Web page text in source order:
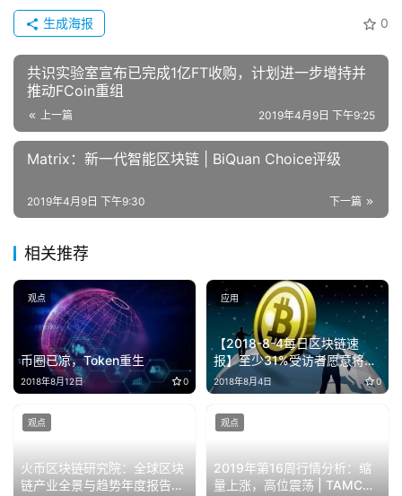
0
生成海报
共识实验室宣布已完成1亿FT收购，计划进一步增持并
推动FCoin重组
上一篇 2019年4月9日 下午9:25
Matrix：新一代智能区块链 | BiQuan Choice评级
下一篇
2019年4月9日 下午9:30
相关推荐
币圈已凉，Token重生
2018年8月12日 0
观点
【2018-8-4每日区块链速
报】至少31%受访者愿意将加
密货币作为薪水
2018年8月4日 0
应用
火币区块链研究院：全球区块
链产业全景与趋势年度报告
观点
2019年第16周行情分析：缩
量上涨，高位震荡 | TAMC研
观点